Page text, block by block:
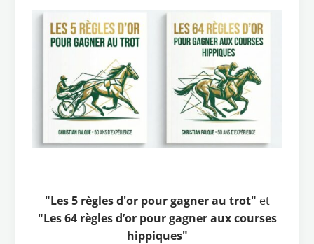
"Les 5 règles d'or pour gagner au trot" et
"Les 64 règles d’or pour gagner aux courses
hippiques"